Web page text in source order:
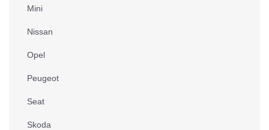
Mini
Nissan
Opel
Peugeot
Seat
Skoda